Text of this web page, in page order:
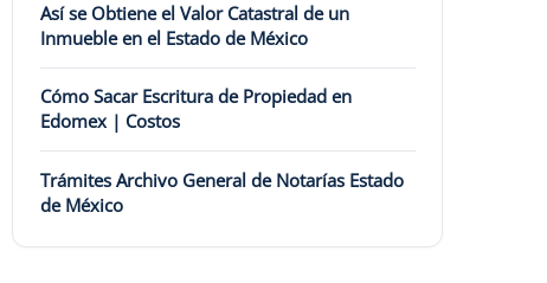
Así se Obtiene el Valor Catastral de un
Inmueble en el Estado de México
Cómo Sacar Escritura de Propiedad en
Edomex | Costos
Trámites Archivo General de Notarías Estado
de México